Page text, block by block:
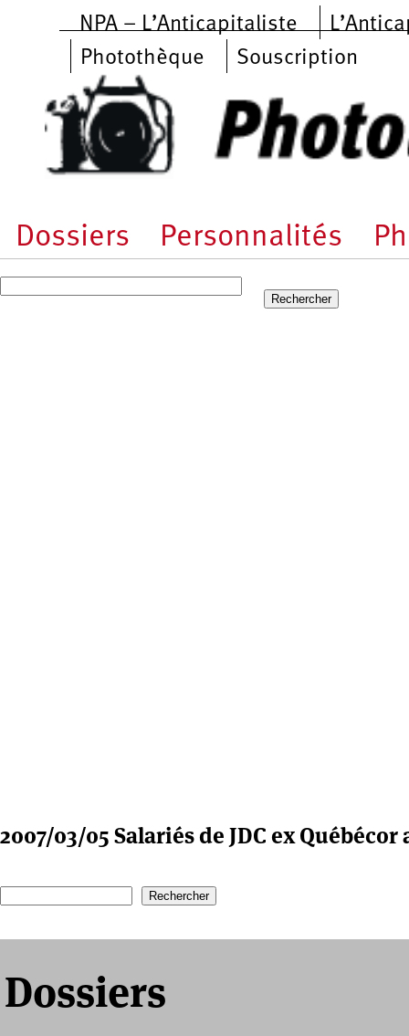
Aller au contenu principal
NPA – L’Anticapitaliste
Photothèque
Souscription
Dossiers Personnalités
2007/03/05 Salariés de JDC ex
Formulaire de recherche
Dossiers